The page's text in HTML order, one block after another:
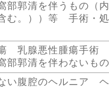
部郭清を伴うもの（
む。））等 手術・
乳腺悪性腫瘍手術
部郭清を伴わないも
い腹腔のヘルニア